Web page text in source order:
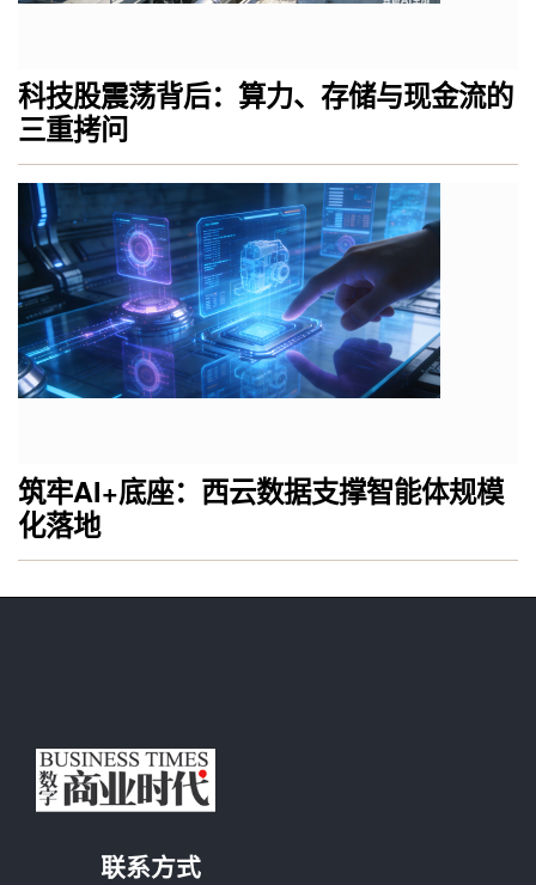
科技股震荡背后：算力、存储与现金流的
三重拷问
筑牢AI+底座：西云数据支撑智能体规模
化落地
联系方式